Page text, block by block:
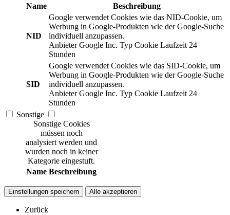
Name
Beschreibung
NID
Google verwendet Cookies wie das NID-Cookie, um
Werbung in Google-Produkten wie der Google-Suche
individuell anzupassen.
Anbieter Google Inc. Typ Cookie Laufzeit 24
Stunden
SID
Google verwendet Cookies wie das SID-Cookie, um
Werbung in Google-Produkten wie der Google-Suche
individuell anzupassen.
Anbieter Google Inc. Typ Cookie Laufzeit 24
Stunden
Sonstige
Sonstige Cookies
müssen noch
analysiert werden und
wurden noch in keiner
Kategorie eingestuft.
Name Beschreibung
Einstellungen speichern Alle akzeptieren
Zurück